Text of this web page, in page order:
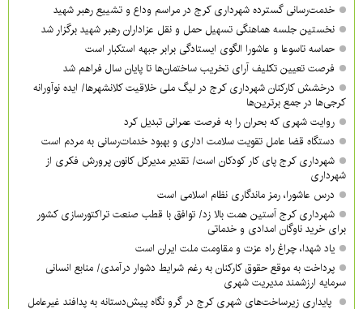
خدمت‌رسانی گسترده شهرداری کرج در مراسم وداع و تشییع رهبر شهید
نخستین جلسه هماهنگی تسهیل حمل و نقل عزاداران رهبر شهید برگزار شد
حماسه تاسوعا و عاشورا الگوی ایستادگی برابر جبهه استکبار است
فرصت تعیین تکلیف آرای تخریب ساختمان‌ها تا پایان سال فراهم شد
درخشش کارکنان شهرداری کرج در لیگ ملی خلاقیت کلانشهرها/ ایده نوآورانه
کرجی‌ها در جمع برترین‌ها
روایت شهری که بحران را به فرصت عمرانی تبدیل کرد
دستگاه قضا عامل تقویت سلامت اداری و بهبود خدمات‌رسانی به مردم است
شهرداری کرج پای کار کودکان است/ تقدیر مدیرکل کانون پرورش فکری از
شهرداری
درس عاشورا، رمز ماندگاری نظام اسلامی است
شهرداری کرج آستین همت بالا زد/ توافق با قطب صنعت تراکتورسازی کشور
برای خرید ناوگان امدادی و خدماتی
یاد شهدا، چراغ راه عزت و مقاومت ملت ایران است
پرداخت به موقع حقوق کارکنان به رغم شرایط دشوار درآمدی/ منابع انسانی
سرمایه ارزشمند مدیریت شهری
پایداری زیرساخت‌های شهری کرج در گرو نگاه پیش‌دستانه به پدافند غیرعامل